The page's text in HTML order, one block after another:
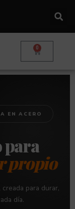
0
Carrito
EN ACERO
para
propio
para durar,
día.